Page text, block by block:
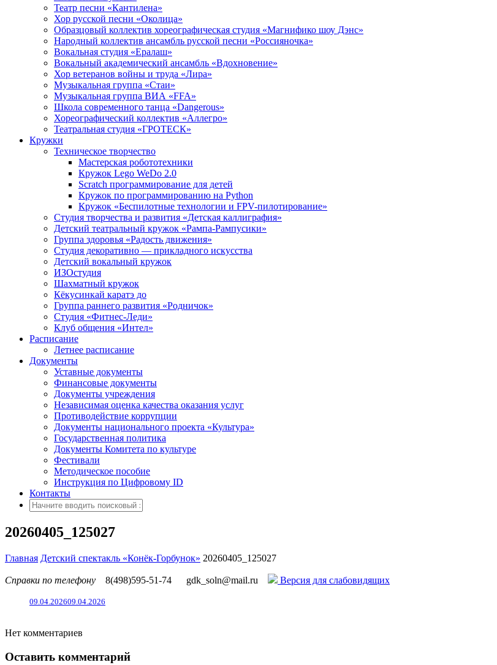
Театр песни «Кантилена»
Хор русской песни «Околица»
Образцовый коллектив хореографическая студия «Магнифико шоу Дэнс»
Народный коллектив ансамбль русской песни «Россияночка»
Вокальная студия «Ералаш»
Вокальный академический ансамбль «Вдохновение»
Хор ветеранов войны и труда «Лира»
Музыкальная группа «Стаи»
Музыкальная группа ВИА «FFA»
Школа современного танца «Dangerous»
Хореографический коллектив «Аллегро»
Театральная студия «ГРОТЕСК»
Кружки
Техническое творчество
Мастерская робототехники
Кружок Lego WeDo 2.0
Scratch программирование для детей
Кружок по программированию на Python
Кружок «Беспилотные технологии и FPV-пилотирование»
Студия творчества и развития «Детская каллиграфия»
Детский театральный кружок «Рампа-Рампусики»
Группа здоровья «Радость движения»
Студия декоративно — прикладного искусства
Детский вокальный кружок
ИЗОстудия
Шахматный кружок
Кёкусинкай каратэ до
Группа раннего развития «Родничок»
Cтудия «Фитнес-Леди»
Клуб общения «Интел»
Расписание
Летнее расписание
Документы
Уставные документы
Финансовые документы
Документы учреждения
Независимая оценка качества оказания услуг
Противодействие коррупции
Документы национального проекта «Культура»
Государственная политика
Документы Комитета по культуре
Фестивали
Методическое пособие
Инструкция по Цифровому ID
Контакты
20260405_125027
Главная Детский спектакль «Конёк-Горбунок» 20260405_125027
Справки по телефону 8(498)595-51-74 gdk_soln@mail.ru Версия для слабовидящих
09.04.202609.04.2026
Нет комментариев
Оставить комментарий